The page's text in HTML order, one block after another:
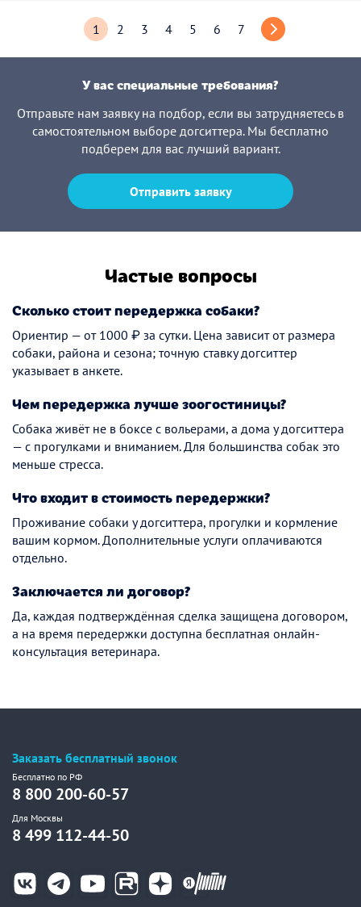
1 2 3 4 5 6 7
У вас специальные требования?
Отправьте нам заявку на подбор, если вы затрудняетесь в
самостоятельном выборе догситтера. Мы бесплатно
подберем для вас лучший вариант.
Отправить заявку
Частые вопросы
Сколько стоит передержка собаки?
Ориентир — от 1000 ₽ за сутки. Цена зависит от размера
собаки, района и сезона; точную ставку догситтер
указывает в анкете.
Чем передержка лучше зоогостиницы?
Собака живёт не в боксе с вольерами, а дома у догситтера
— с прогулками и вниманием. Для большинства собак это
меньше стресса.
Что входит в стоимость передержки?
Проживание собаки у догситтера, прогулки и кормление
вашим кормом. Дополнительные услуги оплачиваются
отдельно.
Заключается ли договор?
Да, каждая подтверждённая сделка защищена договором,
а на время передержки доступна бесплатная онлайн-
консультация ветеринара.
Заказать бесплатный звонок
Бесплатно по РФ
8 800 200-60-57
Для Москвы
8 499 112-44-50